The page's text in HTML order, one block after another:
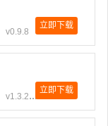
v0.9.8
立即下载
v1.3.274
立即下载